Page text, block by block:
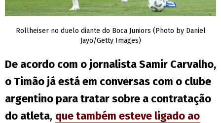
Rollheiser no duelo diante do Boca Juniors (Photo by Daniel
Jayo/Getty Images)
De acordo com o jornalista Samir Carvalho,
o Timão já está em conversas com o clube
argentino para tratar sobre a contratação
do atleta, que também esteve ligado ao